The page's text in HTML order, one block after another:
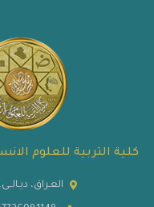
كلية التربية للعلوم
العـراق،